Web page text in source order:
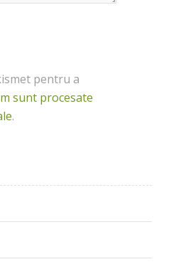
pentru a
sunt procesate
.